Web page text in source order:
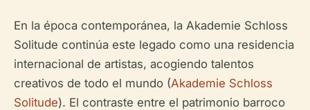
En la época contemporánea, la Akademie Schloss
Solitude continúa este legado como una residencia
internacional de artistas, acogiendo talentos
creativos de todo el mundo (Akademie Schloss
Solitude). El contraste entre el patrimonio barroco